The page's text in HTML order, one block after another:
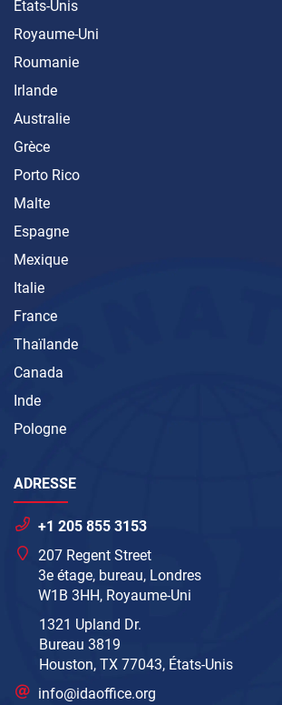
États-Unis
Royaume-Uni
Roumanie
Irlande
Australie
Grèce
Porto Rico
Malte
Espagne
Mexique
Italie
France
Thaïlande
Canada
Inde
Pologne
ADRESSE
+1 205 855 3153
207 Regent Street
3e étage, bureau, Londres
W1B 3HH, Royaume-Uni
1321 Upland Dr.
Bureau 3819
Houston, TX 77043, États-Unis
info@idaoffice.org